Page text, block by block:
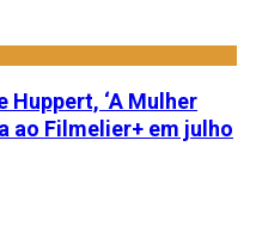
‘A Mulher
ao Filmelier+ em julho